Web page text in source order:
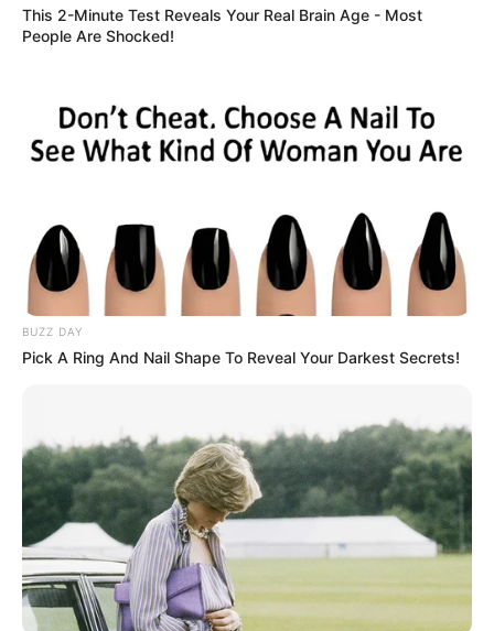
This 2-Minute Test Reveals Your Real Brain Age - Most
People Are Shocked!
BUZZ DAY
Pick A Ring And Nail Shape To Reveal Your Darkest Secrets!